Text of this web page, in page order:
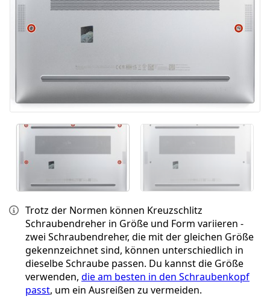
Trotz der Normen können Kreuzschlitz
Schraubendreher in Größe und Form variieren -
zwei Schraubendreher, die mit der gleichen Größe
gekennzeichnet sind, können unterschiedlich in
dieselbe Schraube passen. Du kannst die Größe
verwenden, die am besten in den Schraubenkopf
passt, um ein Ausreißen zu vermeiden.